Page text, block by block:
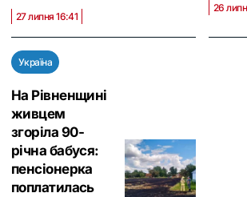
27 липня 16:41
26
Україна
На Рівненщині
живцем
згоріла 90-
річна бабуся:
пенсіонерка
поплатилась